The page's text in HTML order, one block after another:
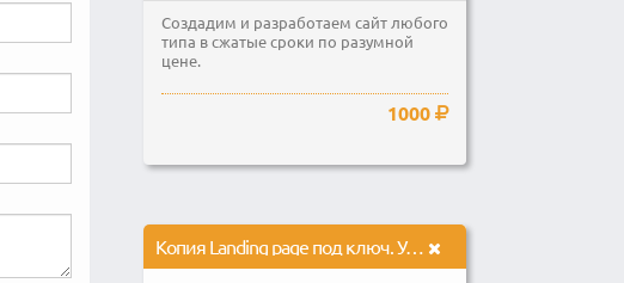
Создадим и разработаем сайт любого
типа в сжатые сроки по разумной
цене.
1000
Копия Landing page под ключ. Установка админки в подарок!